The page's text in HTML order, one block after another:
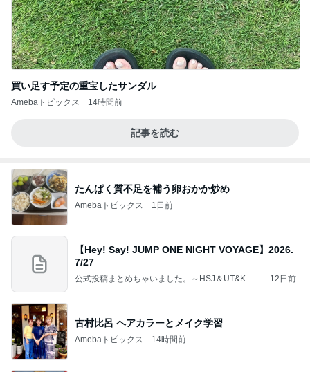
買い足す予定の重宝したサンダル
Amebaトピックス 14時間前
記事を読む
たんぱく質不足を補う卵おかか炒め
Amebaトピックス 1日前
【Hey! Say! JUMP ONE NIGHT VOYAGE】2026.
7/27
公式投稿まとめちゃいました。～HSJ＆UT&K.O.
12日前
古村比呂 ヘアカラーとメイク学習
Amebaトピックス 14時間前